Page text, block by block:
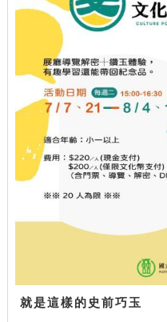
就是這樣的史前巧玉